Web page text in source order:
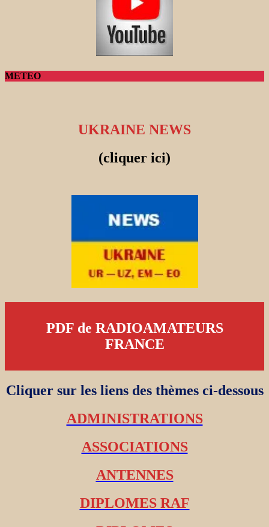
METEO
UKRAINE NEWS
(cliquer ici)
PDF de RADIOAMATEURS
FRANCE
Cliquer sur les liens des thèmes ci-dessous
ADMINISTRATIONS
ASSOCIATIONS
ANTENNES
DIPLOMES RAF